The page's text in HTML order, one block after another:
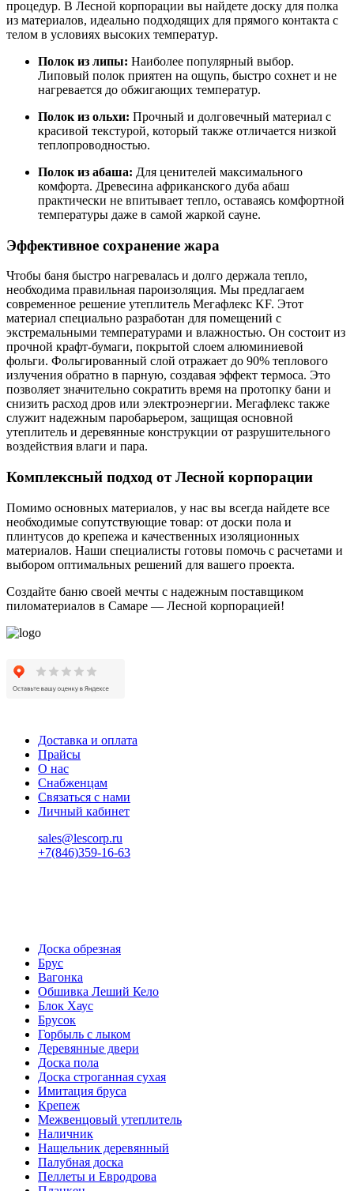
процедур. В Лесной корпорации вы найдете доску для полка
из материалов, идеально подходящих для прямого контакта с
телом в условиях высоких температур.
Полок из липы: Наиболее популярный выбор.
Липовый полок приятен на ощупь, быстро сохнет и не
нагревается до обжигающих температур.
Полок из ольхи: Прочный и долговечный материал с
красивой текстурой, который также отличается низкой
теплопроводностью.
Полок из абаша: Для ценителей максимального
комфорта. Древесина африканского дуба абаш
практически не впитывает тепло, оставаясь комфортной
температуры даже в самой жаркой сауне.
Эффективное сохранение жара
Чтобы баня быстро нагревалась и долго держала тепло,
необходима правильная пароизоляция. Мы предлагаем
современное решение утеплитель Мегафлекс KF. Этот
материал специально разработан для помещений с
экстремальными температурами и влажностью. Он состоит из
прочной крафт-бумаги, покрытой слоем алюминиевой
фольги. Фольгированный слой отражает до 90% теплового
излучения обратно в парную, создавая эффект термоса. Это
позволяет значительно сократить время на протопку бани и
снизить расход дров или электроэнергии. Мегафлекс также
служит надежным паробарьером, защищая основной
утеплитель и деревянные конструкции от разрушительного
воздействия влаги и пара.
Комплексный подход от Лесной корпорации
Помимо основных материалов, у нас вы всегда найдете все
необходимые сопутствующие товар: от доски пола и
плинтусов до крепежа и качественных изоляционных
материалов. Наши специалисты готовы помочь с расчетами и
выбором оптимальных решений для вашего проекта.
Создайте баню своей мечты с надежным поставщиком
пиломатериалов в Самаре — Лесной корпорацией!
Доставка и оплата
Прайсы
О нас
Снабженцам
Связаться с нами
Личный кабинет
sales@lescorp.ru
+7(846)359-16-63
Доска обрезная
Брус
Вагонка
Обшивка Леший Кело
Блок Хаус
Брусок
Горбыль с лыком
Деревянные двери
Доска пола
Доска строганная сухая
Имитация бруса
Крепеж
Межвенцовый утеплитель
Наличник
Нащельник деревянный
Палубная доска
Пеллеты и Евродрова